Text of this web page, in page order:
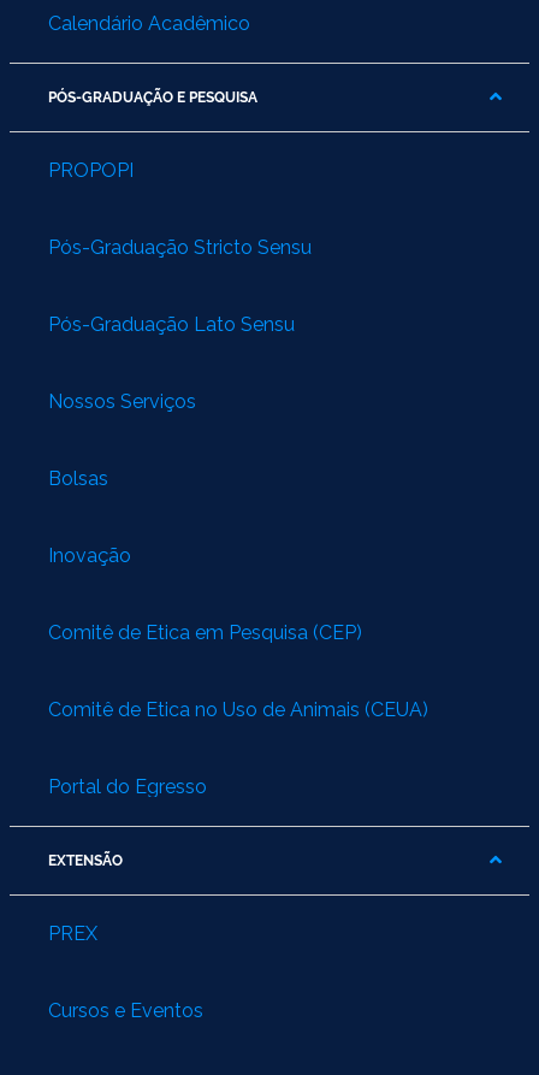
Calendário Acadêmico
PÓS-GRADUAÇÃO E PESQUISA
PROPOPI
Pós-Graduação Stricto Sensu
Pós-Graduação Lato Sensu
Nossos Serviços
Bolsas
Inovação
Comitê de Ética em Pesquisa (CEP)
Comitê de Ética no Uso de Animais (CEUA)
Portal do Egresso
EXTENSÃO
PREX
Cursos e Eventos